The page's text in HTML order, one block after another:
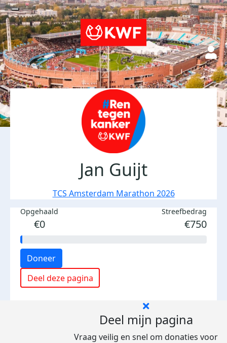
Jan Guijt
TCS Amsterdam Marathon 2026
Opgehaald
€0
Streefbedrag
€750
Doneer
Deel deze pagina
Deel mijn pagina
Vraag veilig en snel om donaties voor